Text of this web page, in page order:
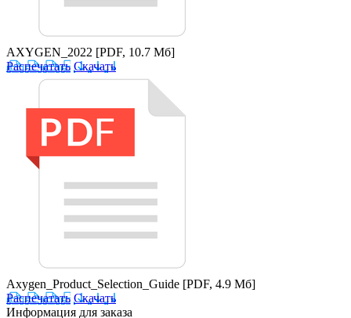
AXYGEN_2022 [PDF, 10.7 Мб]
Распечатать Скачать
Axygen_Product_Selection_Guide [PDF, 4.9 Мб]
Распечатать Скачать
Информация для заказа